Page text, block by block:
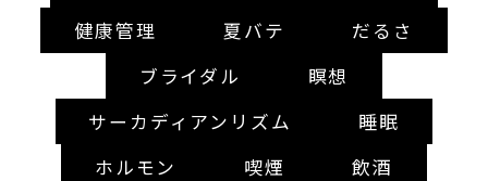
健康管理
夏バテ
だるさ
ブライダル
瞑想
サーカディアンリズム
睡眠
ホルモン
喫煙
飲酒